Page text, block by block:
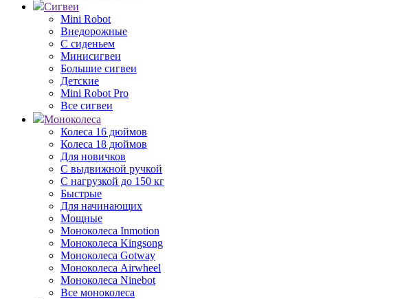
Сигвеи
Mini Robot
Внедорожные
С сиденьем
Минисигвеи
Большие сигвеи
Детские
Mini Robot Pro
Все сигвеи
Моноколеса
Колеса 16 дюймов
Колеса 18 дюймов
Для новичков
С выдвижной ручкой
С нагрузкой до 150 кг
Быстрые
Для начинающих
Мощные
Моноколеса Inmotion
Моноколеса Kingsong
Моноколеса Gotway
Моноколеса Airwheel
Моноколеса Ninebot
Все моноколеса